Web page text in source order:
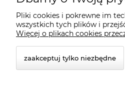
Pliki cookies i pokrewne im
wszystkich tych plików i
Więcej o plikach cookies
zaakceptuj tylko niezbędne